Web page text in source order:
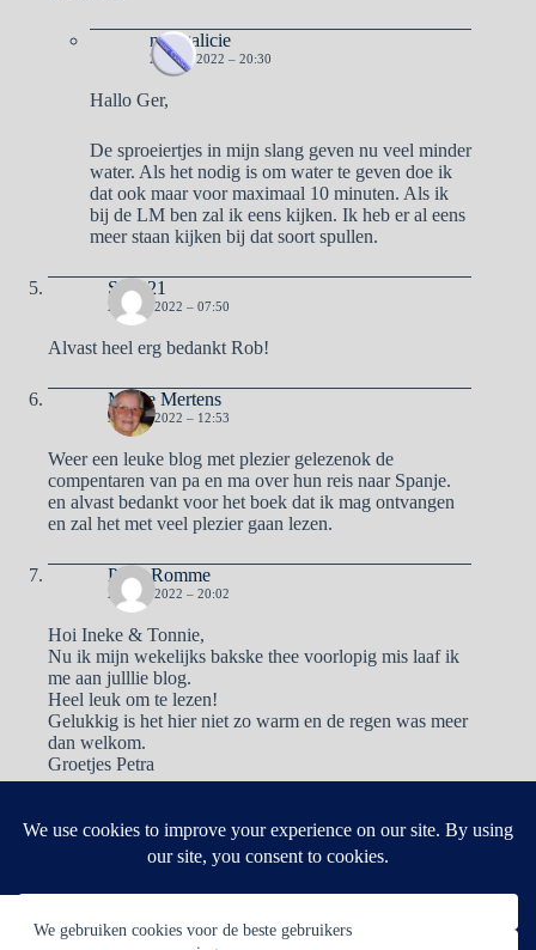
We gebruiken cookies voor de beste gebruikers
naargalicie
23 MEI 2022 – 20:30
Hallo Ger,
De sproeiertjes in mijn slang geven nu veel minder
water. Als het nodig is om water te geven doe ik
dat ook maar voor maximaal 10 minuten. Als ik
bij de LM ben zal ik eens kijken. Ik heb er al eens
meer staan kijken bij dat soort spullen.
Sterk21
23 MEI 2022 – 07:50
Alvast heel erg bedankt Rob!
Mieke Mertens
23 MEI 2022 – 12:53
Weer een leuke blog met plezier gelezenok de
compentaren van pa en ma over hun reis naar Spanje.
en alvast bedankt voor het boek dat ik mag ontvangen
en zal het met veel plezier gaan lezen.
Petra Romme
23 MEI 2022 – 20:02
Hoi Ineke & Tonnie,
Nu ik mijn wekelijks bakske thee voorlopig mis laaf ik
me aan julllie blog.
Heel leuk om te lezen!
Gelukkig is het hier niet zo warm en de regen was meer
dan welkom.
Groetjes Petra
Reacties zijn gesloten.